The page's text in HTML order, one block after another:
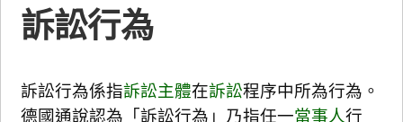
訴訟行為
訴訟行為係指訴訟主體在訴訟程序中所為行為。
德國通說認為「訴訟行為」乃指任一當事人行